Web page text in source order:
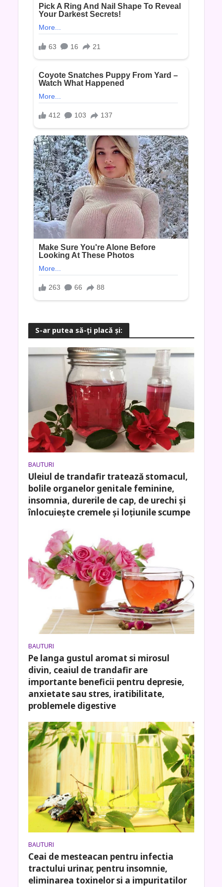
S-ar putea să-ţi placă şi:
BAUTURI
Uleiul de trandafir tratează stomacul,
bolile organelor genitale feminine,
insomnia, durerile de cap, de urechi și
înlocuiește cremele și loțiunile scumpe
BAUTURI
Pe langa gustul aromat si mirosul
divin, ceaiul de trandafir are
importante beneficii pentru depresie,
anxietate sau stres, iratibilitate,
problemele digestive
BAUTURI
Ceai de mesteacan pentru infectia
tractului urinar, pentru insomnie,
eliminarea toxinelor si a impuritatilor